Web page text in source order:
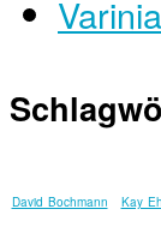
David Bochmann Kay